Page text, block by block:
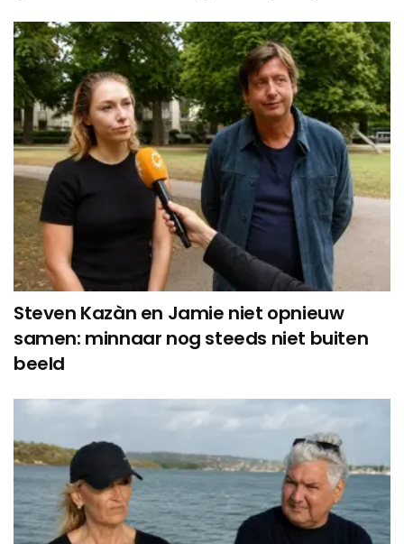
Steven Kazàn en Jamie niet opnieuw
samen: minnaar nog steeds niet buiten
beeld